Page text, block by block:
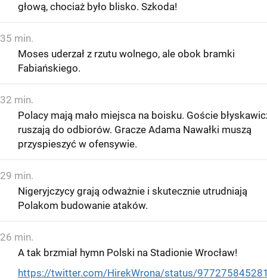
głową, chociaż było blisko. Szkoda!
35 min.
Moses uderzał z rzutu wolnego, ale obok bramki
Fabiańskiego.
32 min.
Polacy mają mało miejsca na boisku. Goście
ruszają do odbiorów. Gracze Adama Nawałki muszą
przyspieszyć w ofensywie.
29 min.
Nigeryjczycy grają odważnie i skutecznie utrudniają
Polakom budowanie ataków.
26 min.
A tak brzmiał hymn Polski na Stadionie Wrocław!
https://twitter.com/HirekWrona/status/